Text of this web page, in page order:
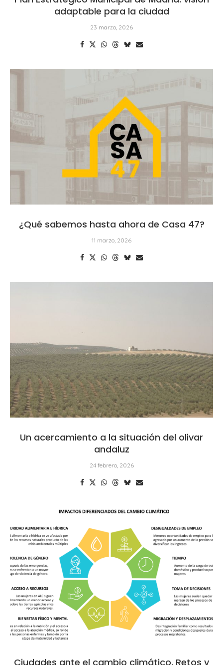
adaptable para la ciudad
23 marzo, 2026
¿Qué sabemos hasta ahora de Casa 47?
11 marzo, 2026
Un acercamiento a la situación del olivar
andaluz
24 febrero, 2026
Ciudades ante el cambio climático. Retos y